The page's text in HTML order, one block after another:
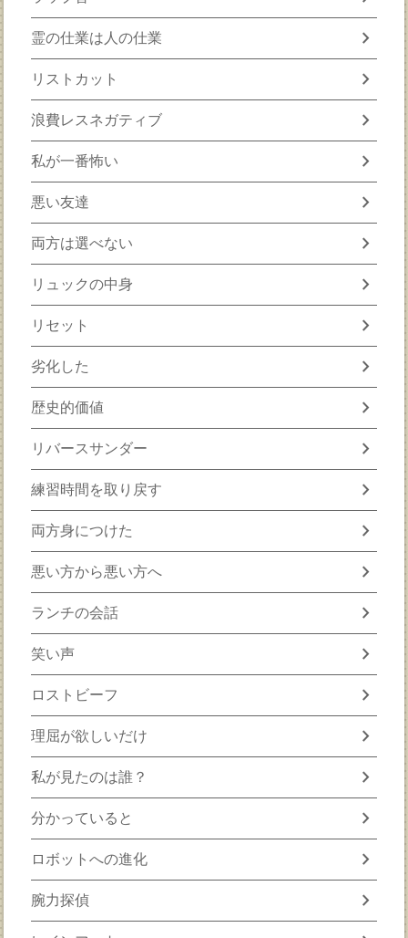
霊の仕業は人の仕業 chevron_right
リストカット chevron_right
浪費レスネガティブ chevron_right
私が一番怖い chevron_right
悪い友達 chevron_right
両方は選べない chevron_right
リュックの中身 chevron_right
リセット chevron_right
劣化した chevron_right
歴史的価値 chevron_right
リバースサンダー chevron_right
練習時間を取り戻す chevron_right
両方身につけた chevron_right
悪い方から悪い方へ chevron_right
ランチの会話 chevron_right
笑い声 chevron_right
ロストビーフ chevron_right
理屈が欲しいだけ chevron_right
私が見たのは誰？ chevron_right
分かっていると chevron_right
ロボットへの進化 chevron_right
腕力探偵 chevron_right